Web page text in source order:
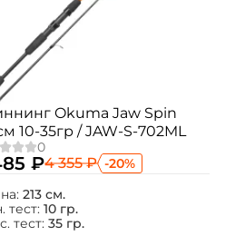
Okuma Jaw Spin
10-35гр / JAW-S-702ML
₽4 355 ₽ -20%
213 см.
тест: 10 гр.
тест: 35 гр.